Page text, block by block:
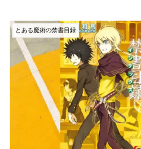
とある魔術の禁書目録